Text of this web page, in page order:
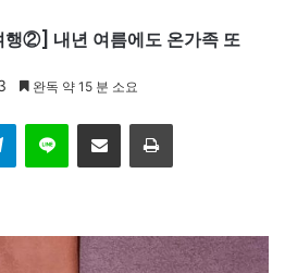
행②] 내년 여름에도 온가족 또
완독 약 15 분 소요
Telegram 이메일